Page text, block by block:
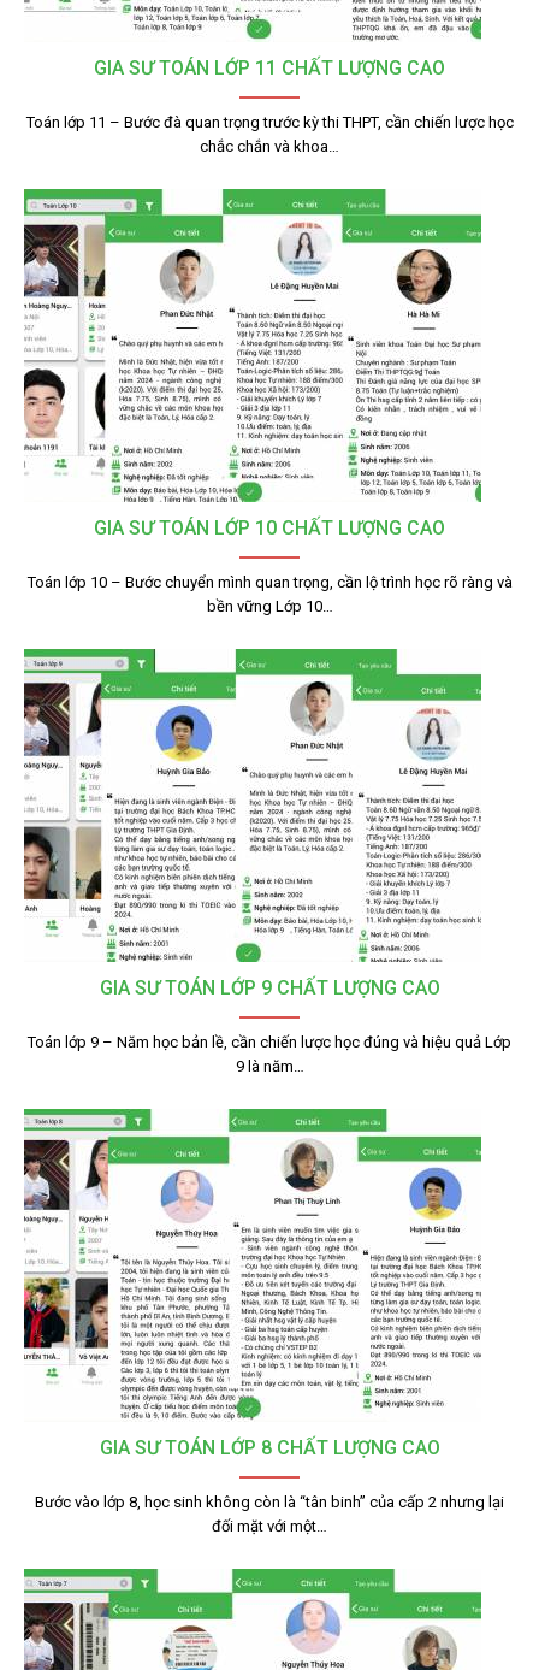
GIA SƯ TOÁN LỚP 11 CHẤT LƯỢNG CAO
Toán lớp 11 – Bước đà quan trọng trước kỳ thi THPT, cần chiến lược học
chắc chắn và khoa…
GIA SƯ TOÁN LỚP 10 CHẤT LƯỢNG CAO
Toán lớp 10 – Bước chuyển mình quan trọng, cần lộ trình học rõ ràng và
bền vững Lớp 10…
GIA SƯ TOÁN LỚP 9 CHẤT LƯỢNG CAO
Toán lớp 9 – Năm học bản lề, cần chiến lược học đúng và hiệu quả Lớp
9 là năm…
GIA SƯ TOÁN LỚP 8 CHẤT LƯỢNG CAO
Bước vào lớp 8, học sinh không còn là “tân binh” của cấp 2 nhưng lại
đối mặt với một…